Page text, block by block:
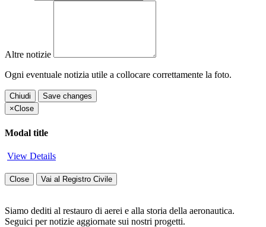
Altre notizie
Ogni eventuale notizia utile a collocare correttamente la foto.
Chiudi
Save changes
×Close
Modal title
View Details
Close Vai al Registro Civile
Siamo dediti al restauro di aerei e alla storia della aeronautica.
Seguici per notizie aggiornate sui nostri progetti.